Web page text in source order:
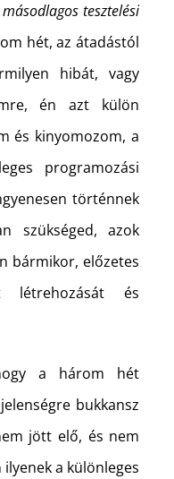
másodlagos tesztelési
hét, az átadástól
hibát, vagy
én azt külön
és kinyomozom, a
programozási
történnek
szükséged, azok
bármikor, előzetes
létrehozását és
a három hét
bukkansz
jött elő, és nem
a különleges